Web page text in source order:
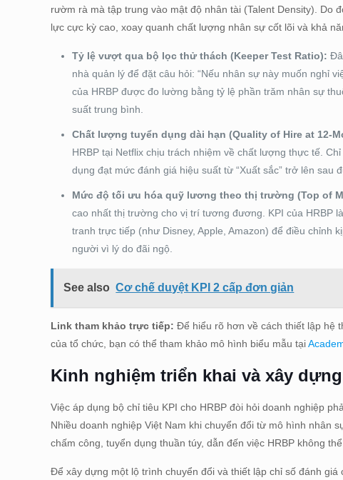
rườm rà mà tập trung vào mật độ nhân tài (Talent Density). Do
lực cực kỳ cao, xoay quanh chất lượng nhân sự cốt lõi và khả
Tỷ lệ vượt qua bộ lọc thử thách (Keeper Test Ratio):
nhà quản lý để đặt câu hỏi: “Nếu nhân sự này muốn nghỉ
của HRBP được đo lường bằng tỷ lệ phần trăm nhân sự
suất trung bình.
Chất lượng tuyển dụng dài hạn (Quality of Hire at 12-
HRBP tại Netflix chịu trách nhiệm về chất lượng thực tế.
dụng đạt mức đánh giá hiệu suất từ “Xuất sắc” trở lên sau
Mức độ tối ưu hóa quỹ lương theo thị trường (Top of
cao nhất thị trường cho vị trí tương đương. KPI của HRBP
tranh trực tiếp (như Disney, Apple, Amazon) để điều chỉnh
người vì lý do đãi ngộ.
See also Cơ chế duyệt KPI 2 cấp đơn giản
Link tham khảo trực tiếp: Để hiểu rõ hơn về cách thiết lập hệ
của tổ chức, bạn có thể tham khảo mô hình biểu mẫu tại
Kinh nghiệm triển khai và xây
Việc áp dụng bộ chỉ tiêu KPI cho HRBP đòi hỏi doanh nghiệp
Nhiều doanh nghiệp Việt Nam khi chuyển đổi từ mô hình nhân
chấm công, tuyển dụng thuần túy, dẫn đến việc HRBP không
Để xây dựng một lộ trình chuyển đổi và thiết lập chỉ số đánh